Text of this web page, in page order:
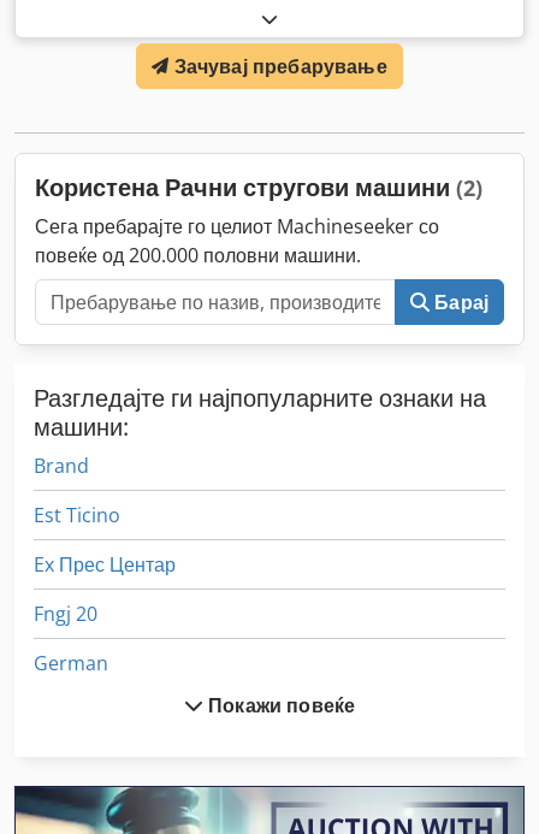
Зачувај пребарување
Користена Рачни стругови машини (2)
Сега пребарајте го целиот Machineseeker со
повеќе од 200.000 половни машини.
Барај
Разгледајте ги најпопуларните ознаки на
машини:
Brand
Est Ticino
Ex Прес Центар
Fngj 20
German
Off-Road Автомобили
Покажи повеќе